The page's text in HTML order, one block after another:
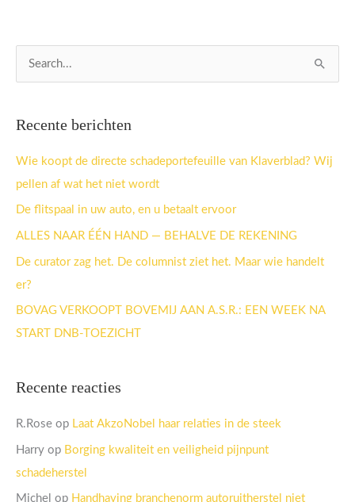
n
a
a
r
Recente berichten
Wie koopt de directe schadeportefeuille van Klaverblad? Wij
pellen af wat het niet wordt
De flitspaal in uw auto, en u betaalt ervoor
ALLES NAAR ÉÉN HAND — BEHALVE DE REKENING
De curator zag het. De columnist ziet het. Maar wie handelt
er?
BOVAG VERKOOPT BOVEMIJ AAN A.S.R.: EEN WEEK NA
START DNB-TOEZICHT
Recente reacties
R.Rose op Laat AkzoNobel haar relaties in de steek
Harry op Borging kwaliteit en veiligheid pijnpunt
schadeherstel
Michel op Handhaving branchenorm autoruitherstel niet